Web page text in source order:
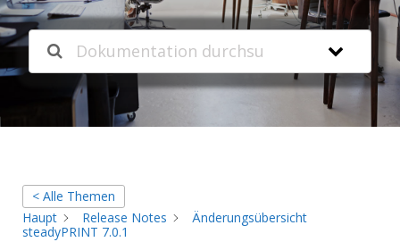
< Alle Themen
Haupt
Release Notes
Änderungsübersicht
steadyPRINT 7.0.1